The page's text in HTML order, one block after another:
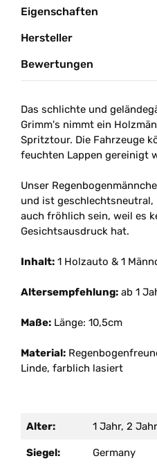
Eigenschaften
Hersteller
Bewertungen
Das schlichte und
Grimm's nimmt ein
Spritztour. Die Fahrzeuge
feuchten Lappen gereinigt
Unser
und ist
auch fröhlich sein, weil es
Gesichtsausdruck hat.
Inhalt: 1 Holzauto & 1
Altersempfehlung: ab 1
Maße: Länge: 10,5cm
Material:
Linde, farblich lasiert
Alter: 1 Jahr, 2
Siegel: Germany